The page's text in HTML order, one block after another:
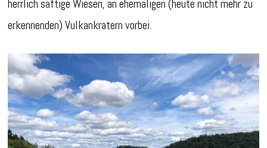
herrlich saftige Wiesen, an ehemaligen (heute nicht mehr zu
erkennenden) Vulkankratern vorbei.